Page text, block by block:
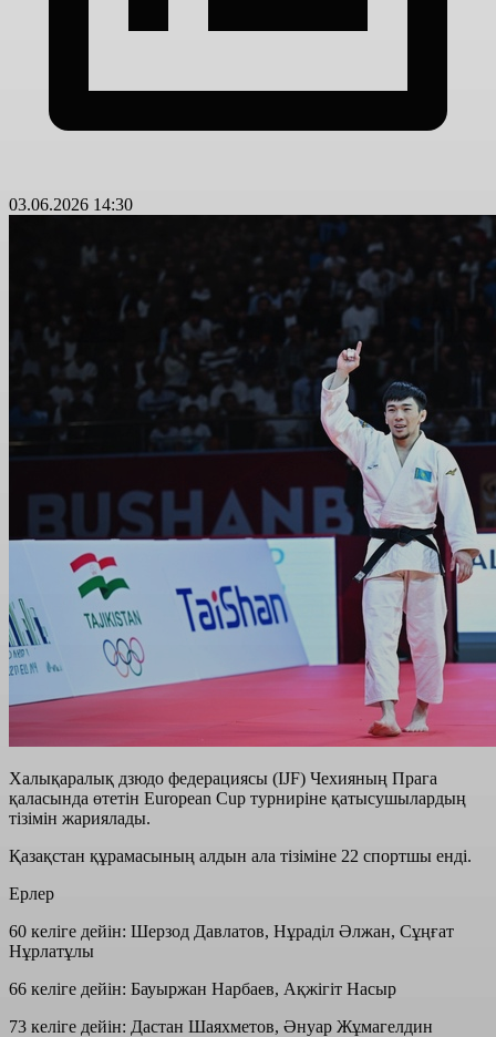
03.06.2026 14:30
Халықаралық дзюдо федерациясы (IJF) Чехияның Прага
қаласында өтетін European Cup турниріне қатысушылардың
тізімін жариялады.
Қазақстан құрамасының алдын ала тізіміне 22 спортшы енді.
Ерлер
60 келіге дейін: Шерзод Давлатов, Нұраділ Әлжан, Сұңғат
Нұрлатұлы
66 келіге дейін: Бауыржан Нарбаев, Ақжігіт Насыр
73 келіге дейін: Дастан Шаяхметов, Әнуар Жұмагелдин